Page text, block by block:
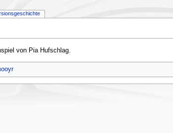
von Pia Hufschlag.